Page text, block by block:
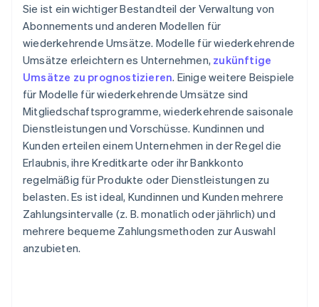
Sie ist ein wichtiger Bestandteil der Verwaltung von
Abonnements und anderen Modellen für
wiederkehrende Umsätze. Modelle für wiederkehrende
Umsätze erleichtern es Unternehmen, zukünftige
Umsätze zu prognostizieren. Einige weitere Beispiele
für Modelle für wiederkehrende Umsätze sind
Mitgliedschaftsprogramme, wiederkehrende saisonale
Dienstleistungen und Vorschüsse. Kundinnen und
Kunden erteilen einem Unternehmen in der Regel die
Erlaubnis, ihre Kreditkarte oder ihr Bankkonto
regelmäßig für Produkte oder Dienstleistungen zu
belasten. Es ist ideal, Kundinnen und Kunden mehrere
Zahlungsintervalle (z. B. monatlich oder jährlich) und
mehrere bequeme Zahlungsmethoden zur Auswahl
anzubieten.